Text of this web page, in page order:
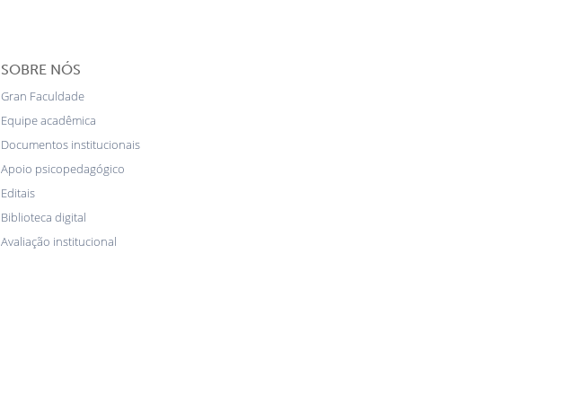
SOBRE NÓS
Gran Faculdade
Equipe acadêmica
Documentos institucionais
Apoio psicopedagógico
Editais
Biblioteca digital
Avaliação institucional